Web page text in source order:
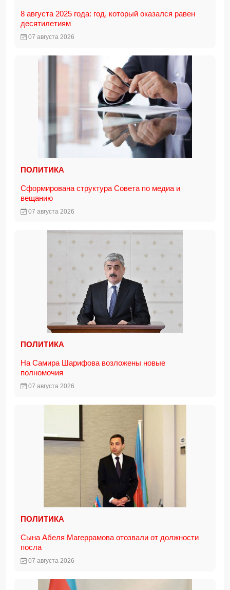
8 августа 2025 года: год, который оказался равен
десятилетиям
07 августа 2026
ПОЛИТИКА
Сформирована структура Совета по медиа и
вещанию
07 августа 2026
ПОЛИТИКА
На Самира Шарифова возложены новые
полномочия
07 августа 2026
ПОЛИТИКА
Сына Абеля Магеррамова отозвали от должности
посла
07 августа 2026